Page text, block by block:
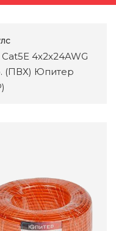
4х2х24AWG
(ПВХ) Юпитер